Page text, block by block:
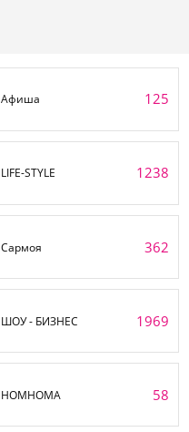
Афиша 125
LIFE-STYLE 1238
Сармоя 362
ШОУ - БИЗНЕС 1969
НОМНОМА 58